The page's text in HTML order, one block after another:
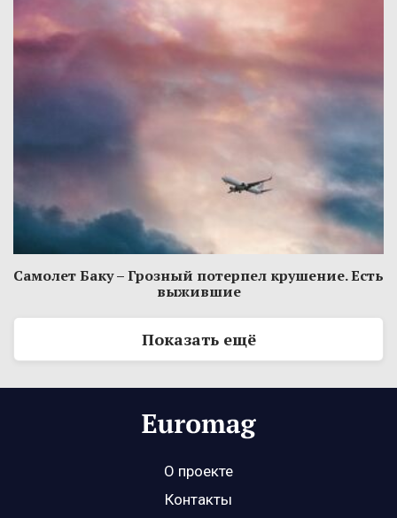
Самолет Баку – Грозный потерпел крушение. Есть
выжившие
Показать ещё
О проекте
Контакты